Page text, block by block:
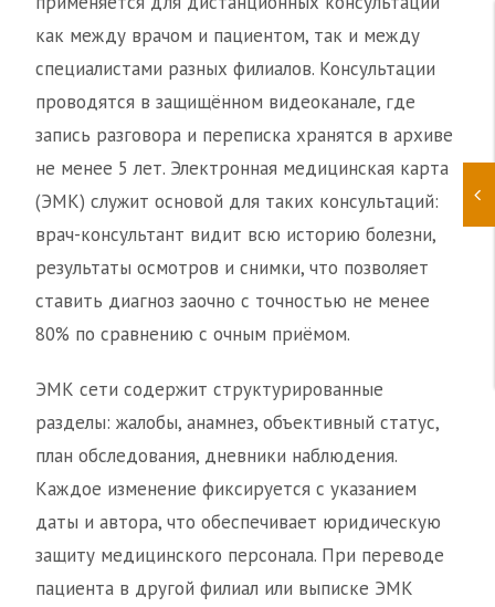
как между врачом и пациентом, так и между
специалистами разных филиалов. Консультации
проводятся в защищённом видеоканале, где
запись разговора и переписка хранятся в архиве
не менее 5 лет. Электронная медицинская карта
(ЭМК) служит основой для таких консультаций:
врач-консультант видит всю историю болезни,
результаты осмотров и снимки, что позволяет
ставить диагноз заочно с точностью не менее
80% по сравнению с очным приёмом.
ЭМК сети содержит структурированные
разделы: жалобы, анамнез, объективный статус,
план обследования, дневники наблюдения.
Каждое изменение фиксируется с указанием
даты и автора, что обеспечивает юридическую
защиту медицинского персонала. При переводе
пациента в другой филиал или выписке ЭМК